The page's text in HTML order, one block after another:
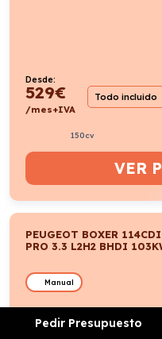
Desde:
529€
/mes+IVA
Todo incluido
150cv
VER
PEUGEOT BOXER
PRO 3.3 L2H2 BHDI
Manual
Pedir Presupuesto